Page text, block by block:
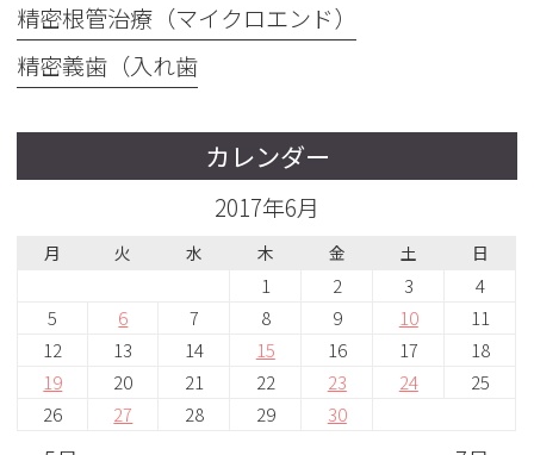
精密根管治療（マイクロエンド）
精密義歯（入れ歯
カレンダー
2017年6月
月 火 水 木 金 土 日
1 2 3
4
5
6 7 8 9 10
11
12
13 14 15 16 17
18
19
20 21 22 23 24
25
26
27 28 29 30